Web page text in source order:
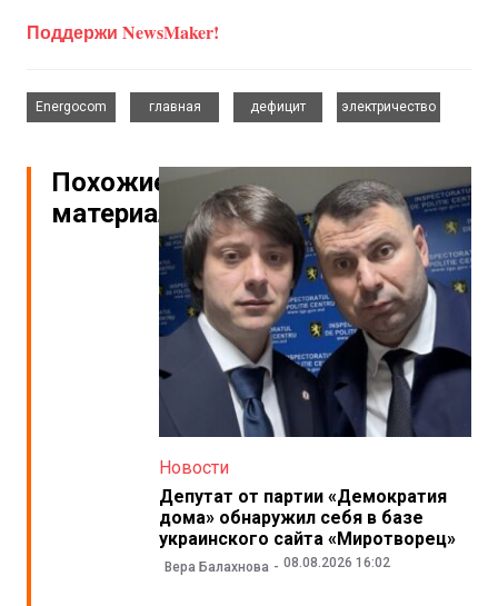
Поддержи NewsMaker!
Energocom
главная
дефицит
электричество
Похожие
материалы
Новости
Депутат от партии «Демократия
дома» обнаружил себя в базе
украинского сайта «Миротворец»
Вера Балахнова 08.08.2026 16:02